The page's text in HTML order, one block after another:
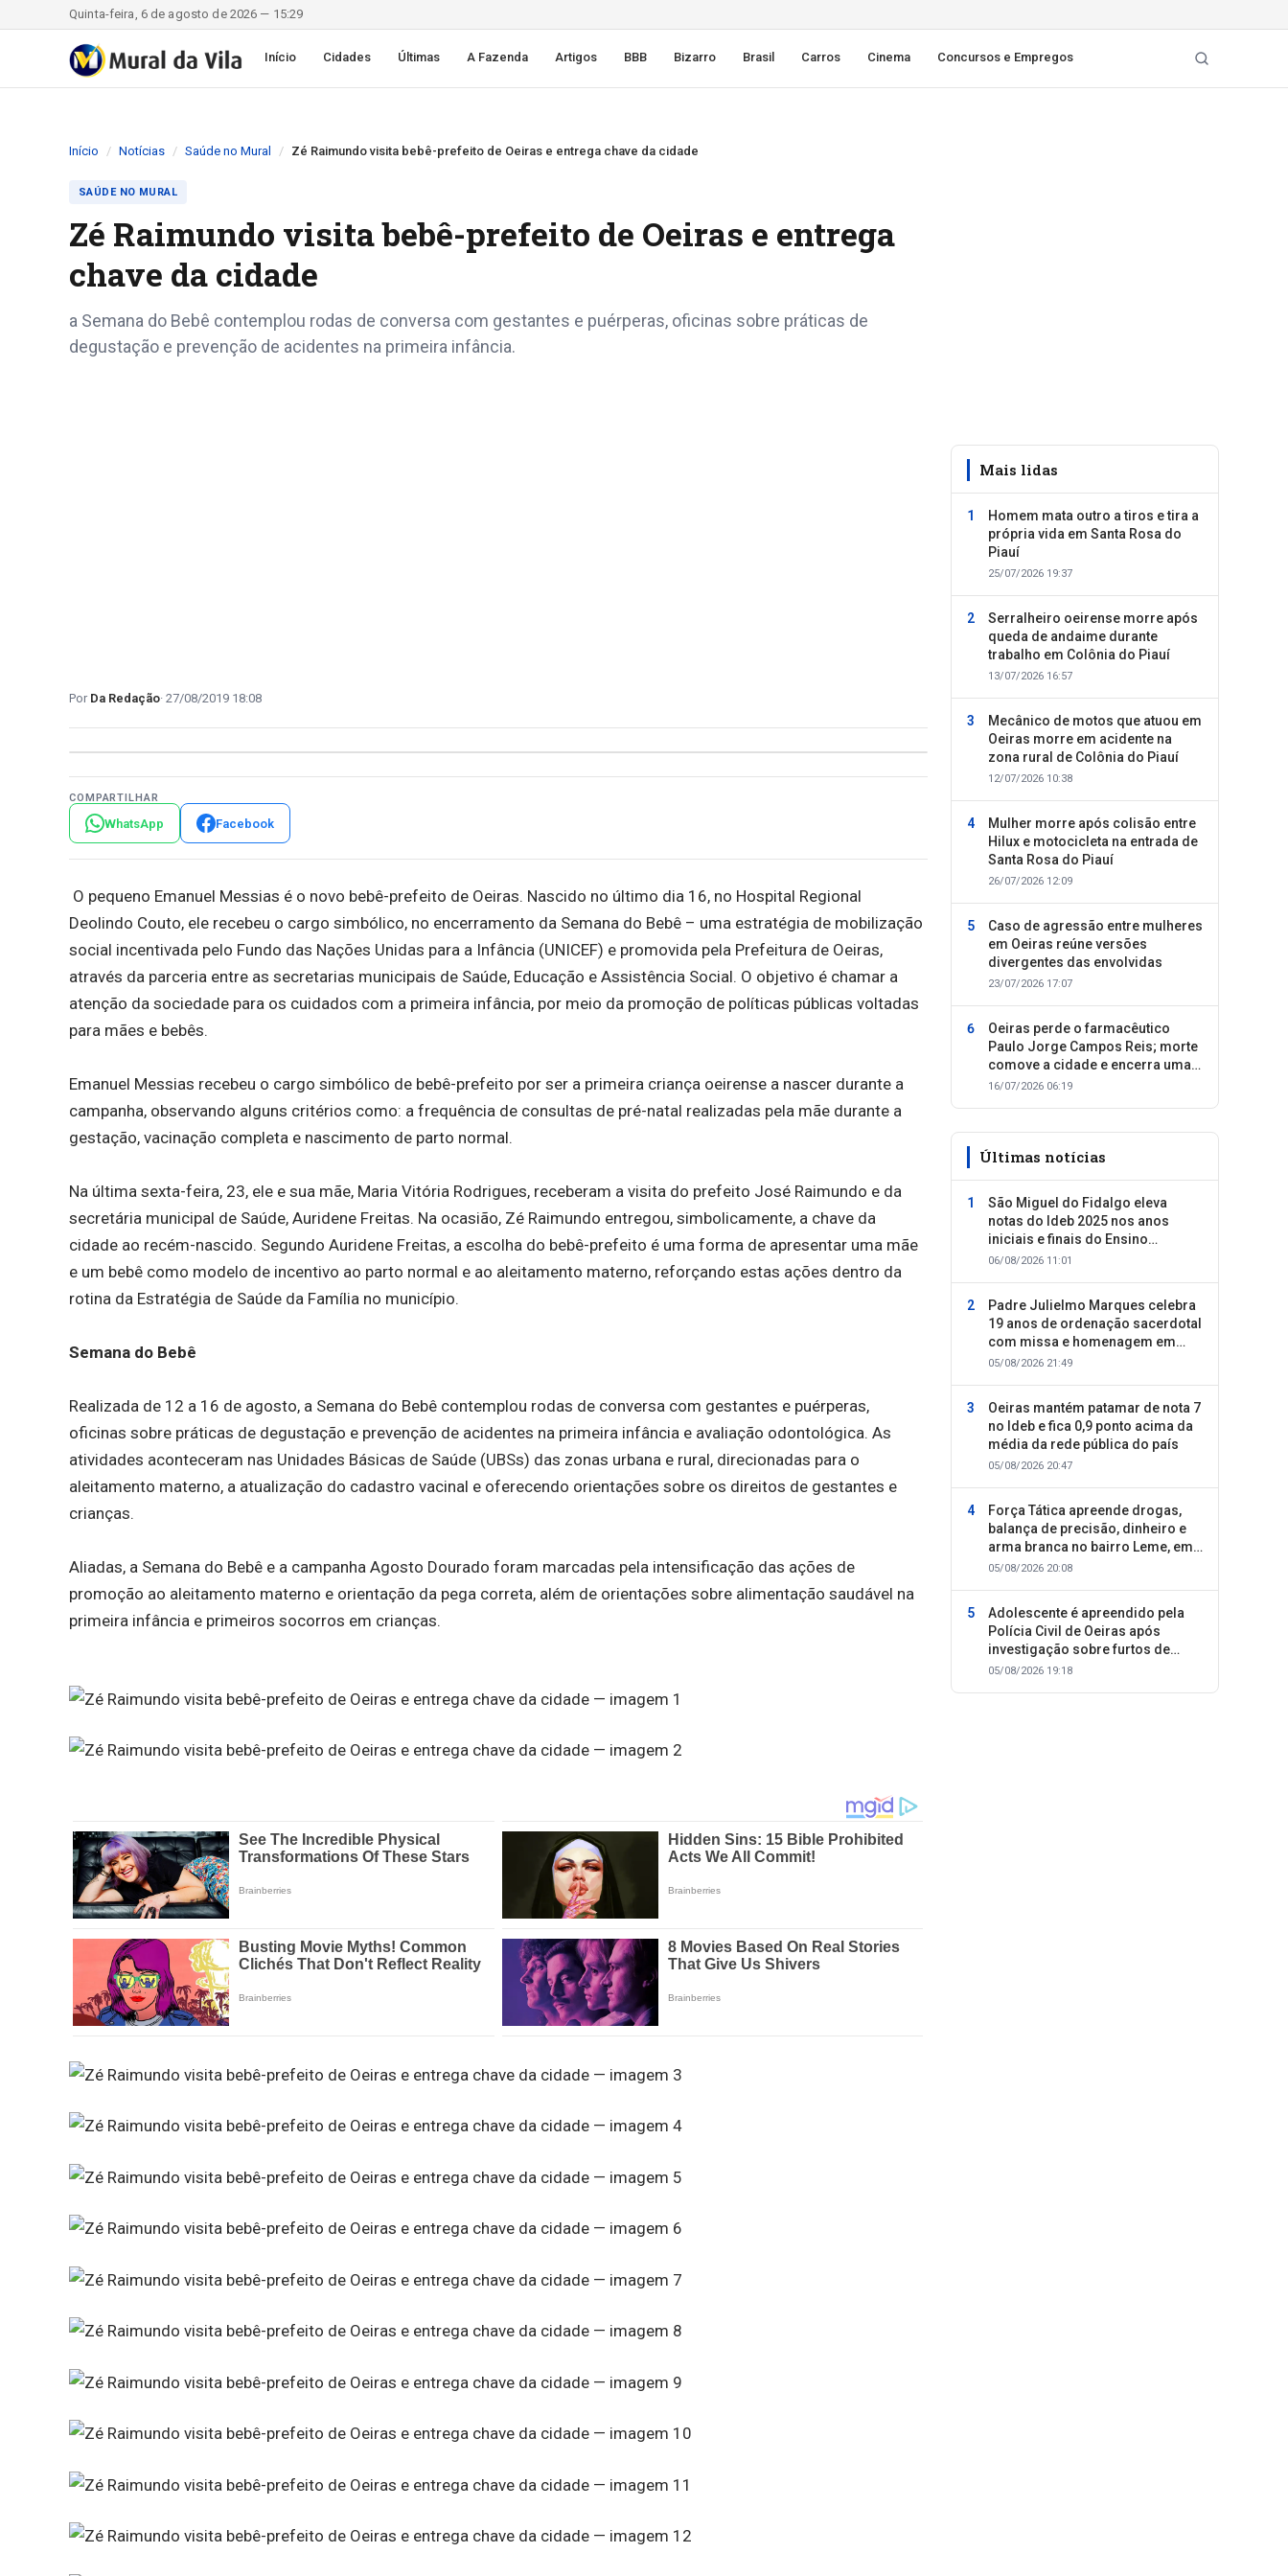
Quinta-feira, 6 de agosto de 2026 — 15:29
Início Cidades Últimas A Fazenda Artigos BBB Bizarro Brasil Carros Cinema Concursos e Empregos
Início Notícias Saúde no Mural Zé Raimundo visita bebê-prefeito de Oeiras e entrega chave da cidade
SAÚDE NO MURAL
Zé Raimundo visita bebê-prefeito de Oeiras e entrega
chave da cidade
a Semana do Bebê contemplou rodas de conversa com gestantes e puérperas, oficinas sobre práticas de
degustação e prevenção de acidentes na primeira infância.
Da Redação 27/08/2019 18:08
COMPARTILHAR
WhatsApp Facebook
O pequeno Emanuel Messias é o novo bebê-prefeito de Oeiras. Nascido no último dia 16, no Hospital Regional
Deolindo Couto, ele recebeu o cargo simbólico, no encerramento da Semana do Bebê – uma estratégia de mobilização
social incentivada pelo Fundo das Nações Unidas para a Infância (UNICEF) e promovida pela Prefeitura de Oeiras,
através da parceria entre as secretarias municipais de Saúde, Educação e Assistência Social. O objetivo é chamar a
atenção da sociedade para os cuidados com a primeira infância, por meio da promoção de políticas públicas voltadas
para mães e bebês.
Emanuel Messias recebeu o cargo simbólico de bebê-prefeito por ser a primeira criança oeirense a nascer durante a
campanha, observando alguns critérios como: a frequência de consultas de pré-natal realizadas pela mãe durante a
gestação, vacinação completa e nascimento de parto normal.
Na última sexta-feira, 23, ele e sua mãe, Maria Vitória Rodrigues, receberam a visita do prefeito José Raimundo e da
secretária municipal de Saúde, Auridene Freitas. Na ocasião, Zé Raimundo entregou, simbolicamente, a chave da
cidade ao recém-nascido. Segundo Auridene Freitas, a escolha do bebê-prefeito é uma forma de apresentar uma mãe
e um bebê como modelo de incentivo ao parto normal e ao aleitamento materno, reforçando estas ações dentro da
rotina da Estratégia de Saúde da Família no município.
Semana do Bebê
Realizada de 12 a 16 de agosto, a Semana do Bebê contemplou rodas de conversa com gestantes e puérperas,
oficinas sobre práticas de degustação e prevenção de acidentes na primeira infância e avaliação odontológica. As
atividades aconteceram nas Unidades Básicas de Saúde (UBSs) das zonas urbana e rural, direcionadas para o
aleitamento materno, a atualização do cadastro vacinal e oferecendo orientações sobre os direitos de gestantes e
crianças.
Aliadas, a Semana do Bebê e a campanha Agosto Dourado foram marcadas pela intensificação das ações de
promoção ao aleitamento materno e orientação da pega correta, além de orientações sobre alimentação saudável na
primeira infância e primeiros socorros em crianças.
Mais lidas
Homem mata outro a tiros e tira a
própria vida em Santa Rosa do
Piauí
25/07/2026 19:37
Serralheiro oeirense morre após
queda de andaime durante
trabalho em Colônia do Piauí
13/07/2026 16:57
Mecânico de motos que atuou em
Oeiras morre em acidente na
zona rural de Colônia do Piauí
12/07/2026 10:38
Mulher morre após colisão entre
Hilux e motocicleta na entrada de
Santa Rosa do Piauí
26/07/2026 12:09
Caso de agressão entre mulheres
em Oeiras reúne versões
divergentes das envolvidas
23/07/2026 17:07
Oeiras perde o farmacêutico
Paulo Jorge Campos Reis; morte
comove a cidade e encerra uma
trajetória dedicada ao cuidado
16/07/2026 06:19
Últimas notícias
São Miguel do Fidalgo eleva
notas do Ideb 2025 nos anos
iniciais e finais do Ensino
Fundamental
06/08/2026 11:01
Padre Julielmo Marques celebra
19 anos de ordenação sacerdotal
com missa e homenagem em
Colônia do Piauí
05/08/2026 21:49
Oeiras mantém patamar de nota 7
no Ideb e fica 0,9 ponto acima da
média da rede pública do país
05/08/2026 20:47
Força Tática apreende drogas,
balança de precisão, dinheiro e
arma branca no bairro Leme, em
Oeiras
05/08/2026 20:08
Adolescente é apreendido pela
Polícia Civil de Oeiras após
investigação sobre furtos de
motocicletas
05/08/2026 19:18